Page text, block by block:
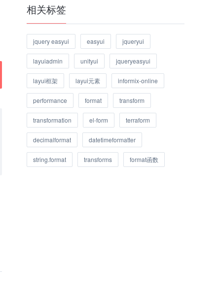
相关标签
jquery easyui easyui jqueryui
layuiadmin unityui jqueryeasyui
layui框架 layui元素 informix-online
performance format transform
transformation el-form terraform
decimalformat datetimeformatter
string.format transforms format函数